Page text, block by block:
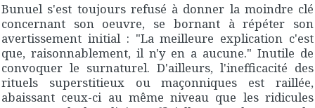
Bunuel s'est toujours refusé à donner la moindre clé
concernant son oeuvre, se bornant à répéter son
avertissement initial : "La meilleure explication c'est
que, raisonnablement, il n'y en a aucune." Inutile de
convoquer le surnaturel. D'ailleurs, l'inefficacité des
rituels superstitieux ou maçonniques est raillée,
abaissant ceux-ci au même niveau que les ridicules